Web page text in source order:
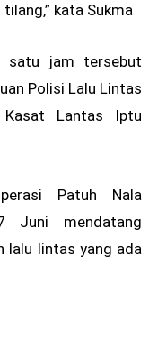
kata Sukma
satu jam tersebut
Polisi Lalu Lintas
Kasat Lantas Iptu
Patuh Nala
Juni mendatang
lalu lintas yang ada